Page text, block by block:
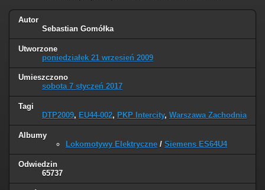
Autor
Sebastian Gomółka
Utworzone
poniedziałek 21 wrzesień 2009
Umieszczono
sobota 7 styczeń 2017
Tagi
DTP2009, EU44-002, PKP Intercity, Warszawa Zachodnia
Albumy
Lokomotywy Elektryczne / Siemens ES64U4
Odwiedzin
65737